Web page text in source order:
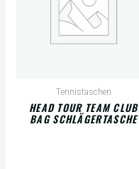
Tennistaschen
HEAD TOUR TEAM CLUB
BAG SCHLÄGERTASCHE